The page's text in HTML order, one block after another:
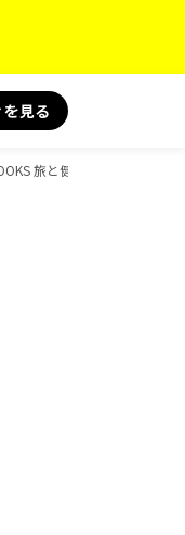
見る
旅と健康、BOOKS 旅の